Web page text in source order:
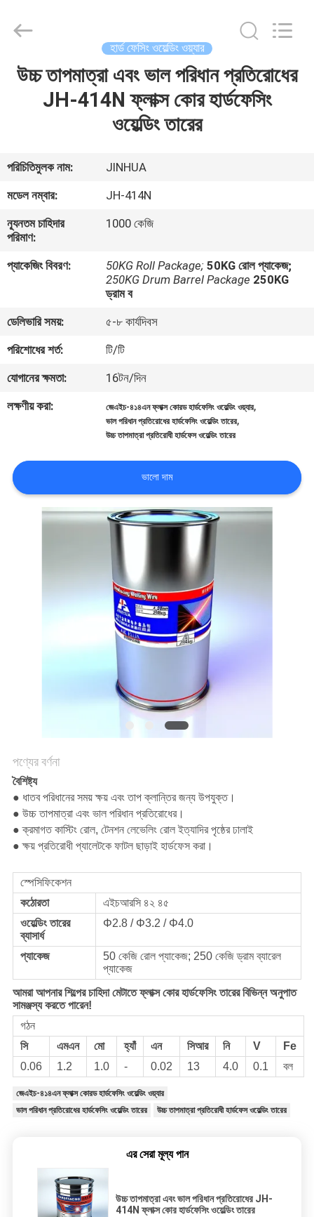
বাড়ি
আমাদের
সম্পর্কে
কারখানা
ভ্রমণ
নিয়ন্ত্রণ
আমাদের
সাথে
উদ্ধৃতির
Copyright
claddingweldingmachine.com.
হার্ড ফেসিং ওয়েল্ডিং ওয়্যার
উচ্চ তাপমাত্রা এবং ভাল পরিধান প্রতিরোধের
JH-414N ফ্লাক্স কোর হার্ডফেসিং
ওয়েল্ডিং তারের
পরিচিতিমুলক নাম:
JINHUA
মডেল নম্বার:
JH-414N
ন্যূনতম চাহিদার
পরিমাণ:
1000 কেজি
প্যাকেজিং বিবরণ: 50KG Roll Package; 50KG রোল প্যাকেজ;
250KG Drum Barrel Package 250KG
ড্রাম ব
ডেলিভারি সময়:
৫-৮ কার্যদিবস
পরিশোধের শর্ত:
টি/টি
যোগানের ক্ষমতা:
16টন/দিন
লক্ষণীয় করা:
জেএইচ-৪১৪এন ফ্লাক্স কোরড হার্ডফেসিং ওয়েল্ডিং ওয়্যার,
ভাল পরিধান প্রতিরোধের হার্ডফেসিং ওয়েল্ডিং তারের,
উচ্চ তাপমাত্রা প্রতিরোধী হার্ডফেস ওয়েল্ডিং তারের
ভালো দাম
পণ্যের বর্ণনা
বৈশিষ্ট্য
● ধাতব পরিধানের সময় ক্ষয় এবং তাপ ক্লান্তির জন্য উপযুক্ত।
● উচ্চ তাপমাত্রা এবং ভাল পরিধান প্রতিরোধের।
● ক্রমাগত কাস্টিং রোল, টেনশন লেভেলিং রোল ইত্যাদির পৃষ্ঠের ঢালাই
● ক্ষয় প্রতিরোধী প্যালেটকে ফাটল ছাড়াই হার্ডফেস করা।
স্পেসিফিকেশন
কঠোরতা
এইচআরসি ৪২ ৪৫
ওয়েল্ডিং তারের
ব্যাসার্ধ
Φ2.8 / Φ3.2 / Φ4.0
প্যাকেজ
50 কেজি রোল প্যাকেজ; 250 কেজি ড্রাম ব্যারেল
প্যাকেজ
আমরা আপনার শিল্পের চাহিদা মেটাতে ফ্লাক্স কোর হার্ডফেসিং তারের বিভিন্ন অনুপাত
সামঞ্জস্য করতে পারেন!
গঠন
সি
এমএন মো হ্যাঁ এন সিআর নি V
Fe
0.06
1.2 1.0 - 0.02 13 4.0 0.1 বল
জেএইচ-৪১৪এন ফ্লাক্স কোরড হার্ডফেসিং ওয়েল্ডিং ওয়্যার
ভাল পরিধান প্রতিরোধের হার্ডফেসিং ওয়েল্ডিং তারের
উচ্চ তাপমাত্রা প্রতিরোধী হার্ডফেস ওয়েল্ডিং তারের
এর সেরা মূল্য পান
উচ্চ তাপমাত্রা এবং ভাল পরিধান প্রতিরোধের JH-
414N ফ্লাক্স কোর হার্ডফেসিং ওয়েল্ডিং তারের